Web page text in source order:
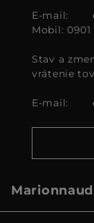
E-mail:
Mobil:
Stav a
vrátenie
E-mail:
Marionnaud